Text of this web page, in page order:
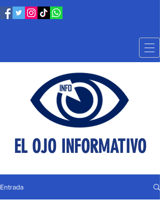
EL OJO INFORMATIVO
Entrada